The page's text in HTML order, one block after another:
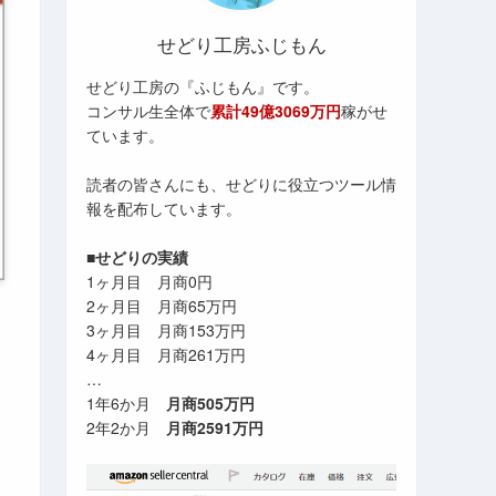
せどり工房ふじもん
せどり工房の『ふじもん』です。
コンサル生全体で累計49億3069万円稼がせ
ています。
読者の皆さんにも、せどりに役立つツール情
報を配布しています。
■せどりの実績
1ヶ月目 月商0円
2ヶ月目 月商65万円
3ヶ月目 月商153万円
4ヶ月目 月商261万円
…
1年6か月 月商505万円
2年2か月 月商2591万円